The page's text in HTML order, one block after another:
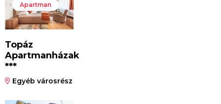
Apartman
Topáz
Apartmanházak
***
Egyéb városrész